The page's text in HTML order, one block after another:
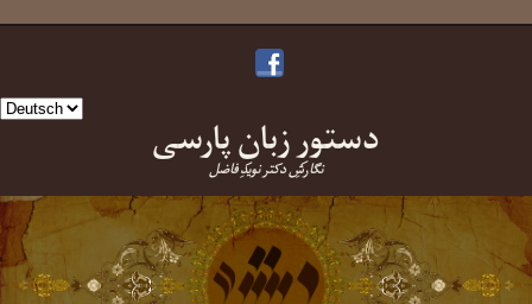
Sprache
دستورِ زبانِ پارسی
نگارشِ دکتر نویدِ فاضل